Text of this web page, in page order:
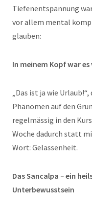
Tiefenentspannung
vor allem mental
glauben:
In meinem Kopf war
„Das ist ja wie
Phänomen auf den
regelmässig in den
Woche dadurch statt
Wort: Gelassenheit.
Das Sancalpa – ein
Unterbewusstsein